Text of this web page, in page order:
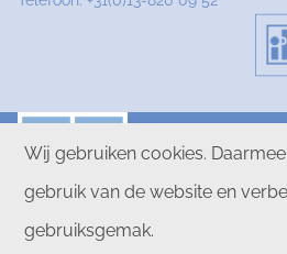
PRIVACYVERKLARING
DISCLAIMER
ALGEMENE VOORWAARDEN
Wij gebruiken cookies.
gebruik van de website en
gebruiksgemak.